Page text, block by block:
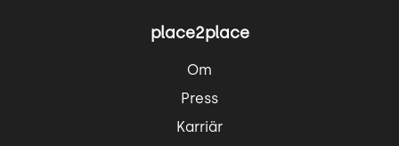
place2place
Om
Press
Karriär